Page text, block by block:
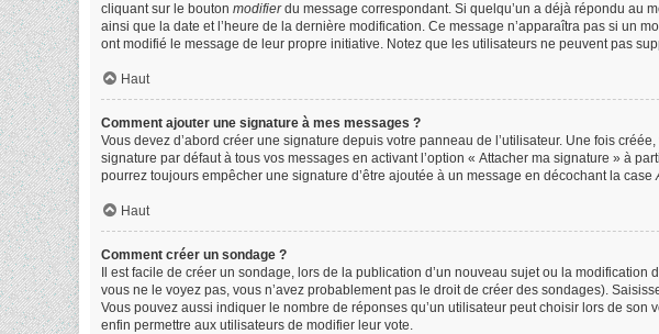
cliquant sur le bouton modifierdu message correspondant. Si quelqu’un a déjà répondu au
ainsi que la date et l’heure de la dernière modification. Ce message n’apparaîtra pas si un
ont modifié le message de leur propre initiative. Notez que les utilisateurs ne peuvent pas
Haut
Comment ajouter une signature à mes messages ?
Vous devez d’abord créer une signature depuis votre panneau de l’utilisateur. Une fois
signature par défaut à tous vos messages en activant l’option « Attacher ma signature » à
pourrez toujours empêcher une signature d’être ajoutée à un message en décochant la case
Haut
Comment créer un sondage ?
Il est facile de créer un sondage, lors de la publication d’un nouveau sujet ou la
vous ne le voyez pas, vous n’avez probablement pas le droit de créer des sondages).
Vous pouvez aussi indiquer le nombre de réponses qu’un utilisateur peut choisir lors de
enfin permettre aux utilisateurs de modifier leur vote.